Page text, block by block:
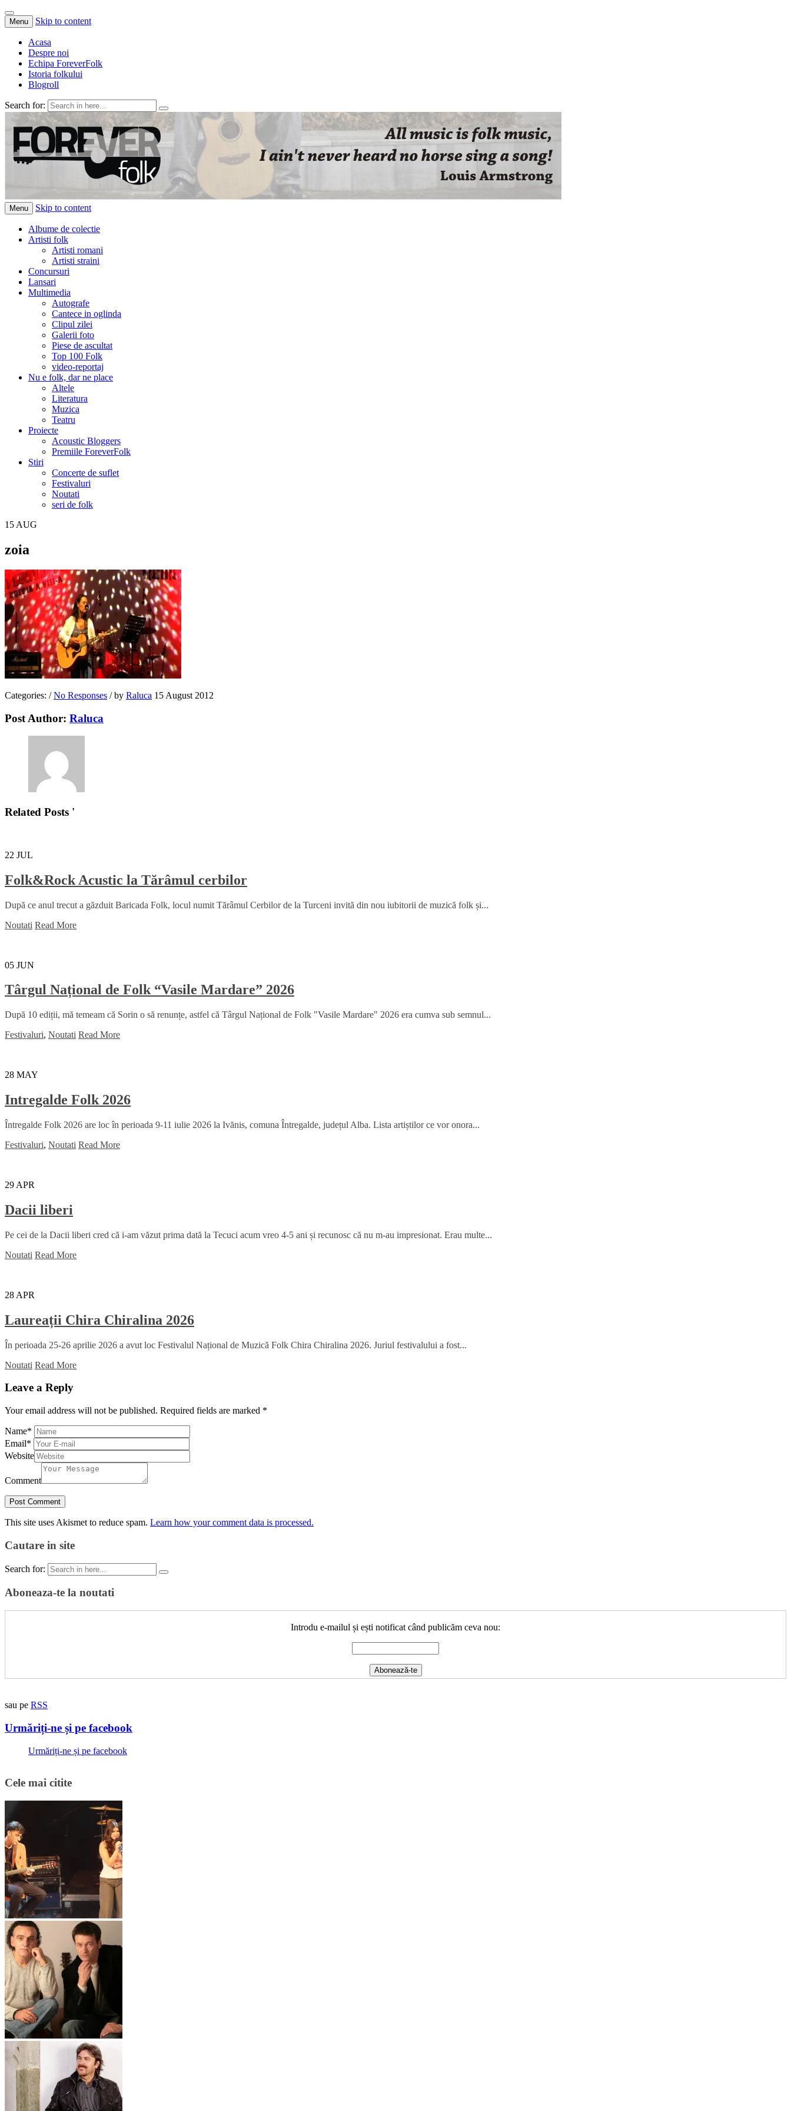
Menu Skip to content
Acasa
Despre noi
Echipa ForeverFolk
Istoria folkului
Blogroll
Search for:
ForeverFolk
Muzica sufletului tau
Menu Skip to content
Albume de colectie
Artisti folk
Artisti romani
Artisti straini
Concursuri
Lansari
Multimedia
Autografe
Cantece in oglinda
Clipul zilei
Galerii foto
Piese de ascultat
Top 100 Folk
video-reportaj
Nu e folk, dar ne place
Altele
Literatura
Muzica
Teatru
Proiecte
Acoustic Bloggers
Premiile ForeverFolk
Stiri
Concerte de suflet
Festivaluri
Noutati
seri de folk
15 AUG
zoia
Categories: / No Responses /by Raluca 15 August 2012
Post Author: Raluca
Related Posts '
22 JUL
Folk&Rock Acustic la Tărâmul cerbilor
După ce anul trecut a găzduit Baricada Folk, locul numit Tărâmul Cerbilor de la Turceni invită din nou iubitorii de muzică folk și...
Noutati Read More
05 JUN
Târgul Național de Folk “Vasile Mardare” 2026
După 10 ediții, mă temeam că Sorin o să renunțe, astfel că Târgul Național de Folk "Vasile Mardare" 2026 era cumva sub semnul...
Festivaluri, Noutati Read More
28 MAY
Intregalde Folk 2026
Întregalde Folk 2026 are loc în perioada 9-11 iulie 2026 la Ivănis, comuna Întregalde, județul Alba. Lista artiștilor ce vor onora...
Festivaluri, Noutati Read More
29 APR
Dacii liberi
Pe cei de la Dacii liberi cred că i-am văzut prima dată la Tecuci acum vreo 4-5 ani și recunosc că nu m-au impresionat. Erau multe...
Noutati Read More
28 APR
Laureații Chira Chiralina 2026
În perioada 25-26 aprilie 2026 a avut loc Festivalul Național de Muzică Folk Chira Chiralina 2026. Juriul festivalului a fost...
Noutati Read More
Leave a Reply
Your email address will not be published. Required fields are marked *
Name*
Email*
Website
Comment
This site uses Akismet to reduce spam. Learn how your comment data is processed.
Cautare in site
Search for:
Aboneaza-te la noutati
Introdu e-mailul și ești notificat când publicăm ceva nou:
sau pe RSS
Urmăriți-ne și pe facebook
Urmăriți-ne și pe facebook
Cele mai citite